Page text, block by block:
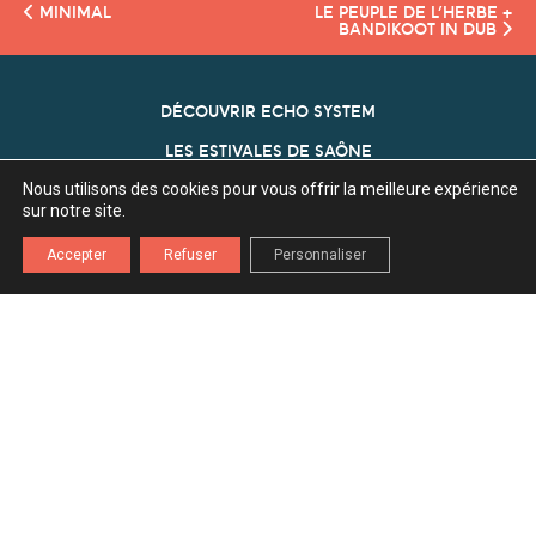
MINIMAL
LE PEUPLE DE L’HERBE +
BANDIKOOT IN DUB
DÉCOUVRIR ECHO SYSTEM
LES ESTIVALES DE SAÔNE
NOS PARTENAIRES
ECHO SYSTEM
Association Echo System
Nous utilisons des cookies pour vous offrir la meilleure expérience
sur notre site.
Accepter Refuser Personnaliser